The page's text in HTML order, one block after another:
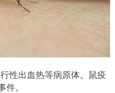
性出血热等病原体。鼠疫
件。